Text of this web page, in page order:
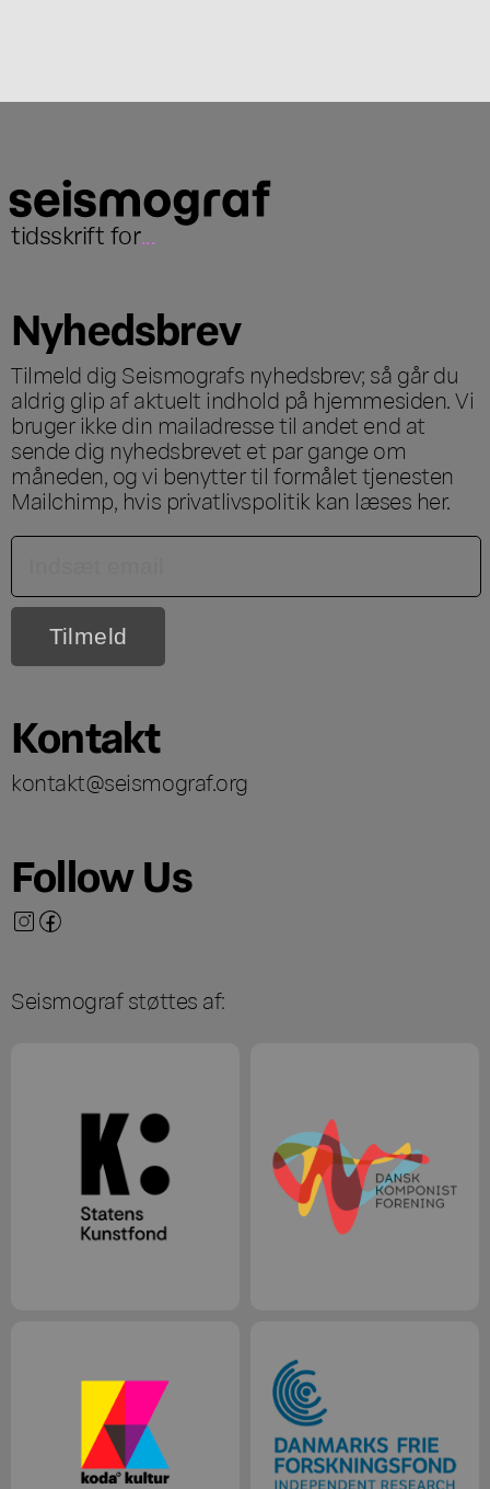
tidsskrift for...
Nyhedsbrev
Tilmeld dig Seismografs nyhedsbrev; så går du
aldrig glip af aktuelt indhold på hjemmesiden. Vi
bruger ikke din mailadresse til andet end at
sende dig nyhedsbrevet et par gange om
måneden, og vi benytter til formålet tjenesten
Mailchimp, hvis privatlivspolitik kan læses her.
Kontakt
kontakt@seismograf.org
Follow Us
Seismograf støttes af: